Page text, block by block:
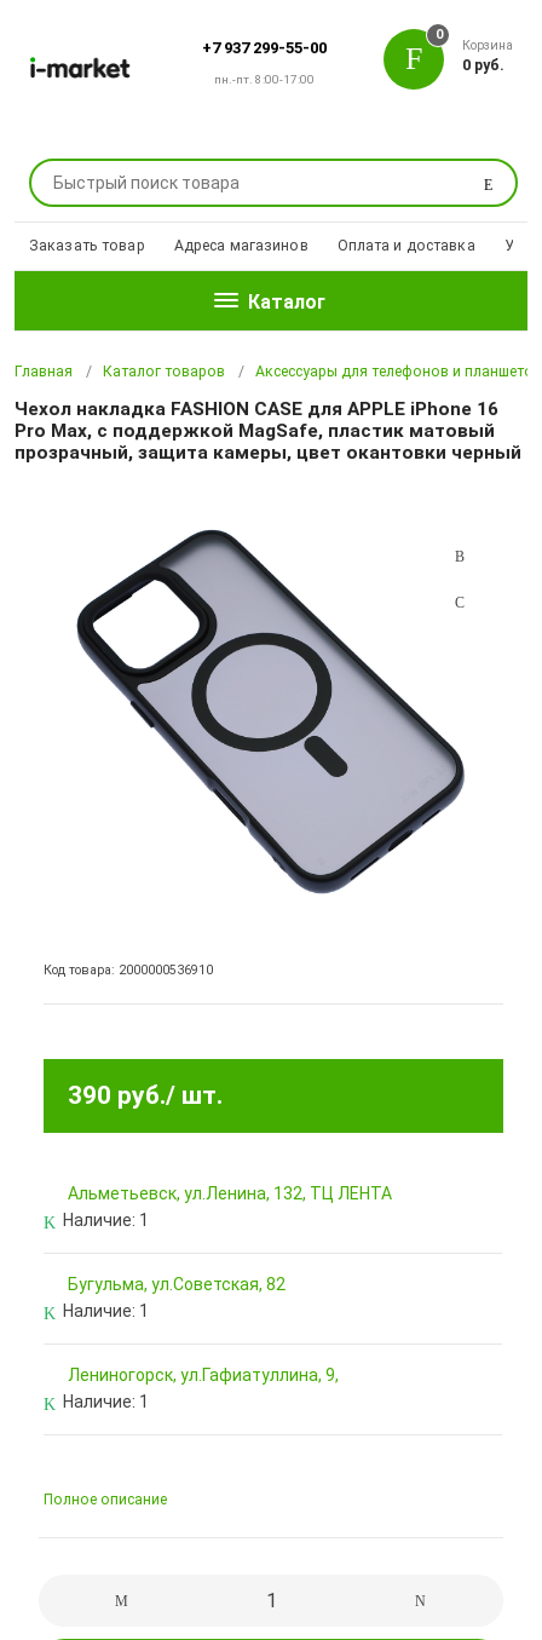
+7 937 299-55-00
пн.-пт. 8:00-17:00
Поиск
0
Корзина
0 руб.
Заказать товар Адреса магазинов Оплата и доставка
Каталог
Главная Каталог товаров Аксессуары для телефонов и планшетов
Чехол накладка FASHION CASE для APPLE iPhone 16
Pro Max, с поддержкой MagSafe, пластик матовый
прозрачный, защита камеры, цвет окантовки черный
Код товара: 2000000536910
390 руб./ шт.
Альметьевск, ул.Ленина, 132, ТЦ ЛЕНТА
Наличие: 1
Бугульма, ул.Советская, 82
Наличие: 1
Лениногорск, ул.Гафиатуллина, 9,
Наличие: 1
Полное описание